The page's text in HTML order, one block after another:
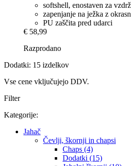
softshell, enostaven za
zapenjanje na ježka z
PU zaščita pred udarci
€ 58,99
Razprodano
Dodatki: 15 izdelkov
Vse cene vključujejo DDV.
Filter
Kategorije:
Jahač
Čevlji, škornji in chapsi
Chaps (4)
Dodatki (15)